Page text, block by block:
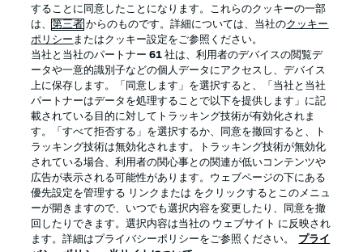
プライバシー・ポリシー 優先設定を管理する
利用条件 放送局
求人 選手
することに同意したことになります。これらのクッキーの一部
は、第三者 からのものです。詳細については、当社のクッキー
ポリシー またはクッキー設定をご参照ください。
当社と当社のパートナー61 社は、利用者のデバイスの閲覧デ
ータや一意的識別子などの個人データにアクセスし、デバイス
上に保存します。「同意します」を選択すると、「当社と当社
パートナーはデータを処理することで以下を提供します」に記
載されている目的に対してトラッキング技術が有効化されま
す。「すべて拒否する」を選択するか、同意を撤回すると、ト
ラッキング技術は無効化されます。トラッキング技術が無効化
されている場合、利用者の関心事との関連が低いコンテンツや
広告が表示される可能性があります。ウェブページの下にある
優先設定を管理する リンクまたは をクリックするとこのメニュ
ーが開きますので、いつでも選択内容を変更したり、同意を撤
回したりできます。選択内容は当社の ウェブサイト に反映され
ます。詳細はプライバシーポリシーをご参照ください。
プライ